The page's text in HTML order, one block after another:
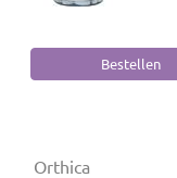
Orthica